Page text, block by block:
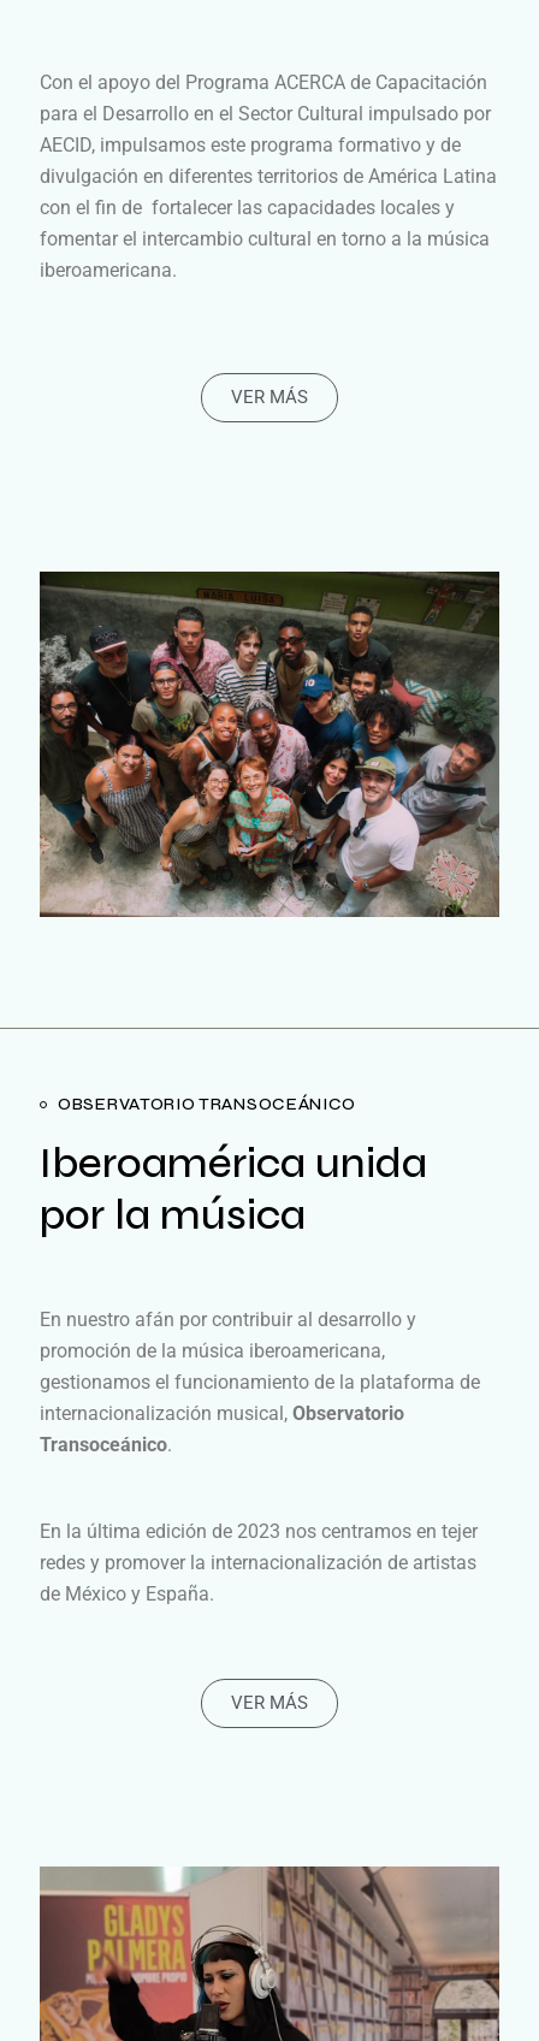
Con el apoyo del Programa ACERCA de Capacitación
para el Desarrollo en el Sector Cultural impulsado por
AECID, impulsamos este programa formativo y de
divulgación en diferentes territorios de América Latina
con el fin de fortalecer las capacidades locales y
fomentar el intercambio cultural en torno a la música
iberoamericana.
VER MÁS
OBSERVATORIO TRANSOCEÁNICO
Iberoamérica unida
por la música
En nuestro afán por contribuir al desarrollo y
promoción de la música iberoamericana,
gestionamos el funcionamiento de la plataforma de
internacionalización musical, Observatorio
Transoceánico.
En la última edición de 2023 nos centramos en tejer
redes y promover la internacionalización de artistas
de México y España.
VER MÁS